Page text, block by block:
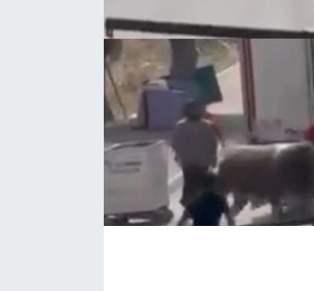
Magazin
Kültür ve Sanat